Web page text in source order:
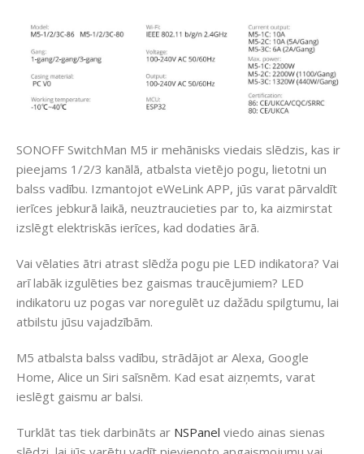
SONOFF SwitchMan M5 ir mehānisks viedais slēdzis, kas ir
pieejams 1/2/3 kanālā, atbalsta vietējo pogu, lietotni un
balss vadību. Izmantojot eWeLink APP, jūs varat pārvaldīt
ierīces jebkurā laikā, neuztraucieties par to, ka aizmirstat
izslēgt elektriskās ierīces, kad dodaties ārā.
Vai vēlaties ātri atrast slēdža pogu pie LED indikatora? Vai
arī labāk izgulēties bez gaismas traucējumiem? LED
indikatoru uz pogas var noregulēt uz dažādu spilgtumu, lai
atbilstu jūsu vajadzībām.
M5 atbalsta balss vadību, strādājot ar Alexa, Google
Home, Alice un Siri saīsnēm. Kad esat aizņemts, varat
ieslēgt gaismu ar balsi.
Turklāt tas tiek darbināts ar NSPanel viedo ainas sienas